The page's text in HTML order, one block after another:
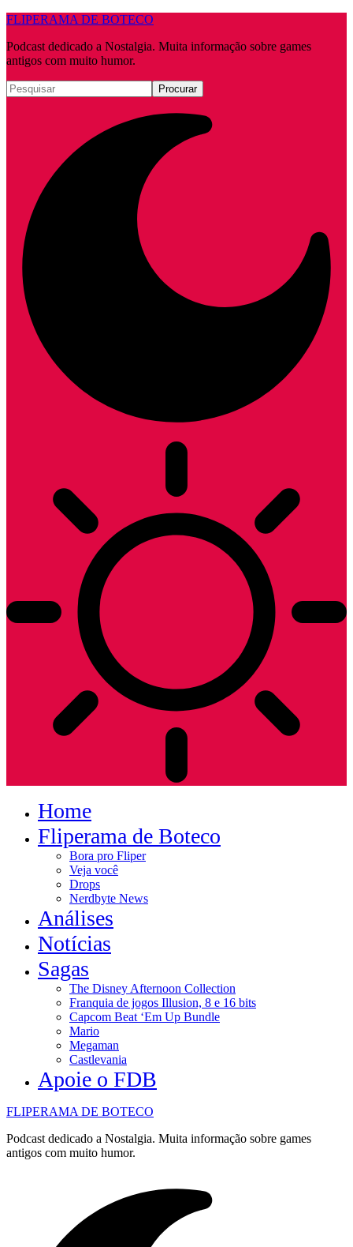
FLIPERAMA DE BOTECO
Podcast dedicado a Nostalgia. Muita informação sobre games
antigos com muito humor.
Home
Fliperama de Boteco
Bora pro Fliper
Veja você
Drops
Nerdbyte News
Análises
Notícias
Sagas
The Disney Afternoon Collection
Franquia de jogos Illusion, 8 e 16 bits
Capcom Beat ‘Em Up Bundle
Mario
Megaman
Castlevania
Apoie o FDB
FLIPERAMA DE BOTECO
Podcast dedicado a Nostalgia. Muita informação sobre games
antigos com muito humor.